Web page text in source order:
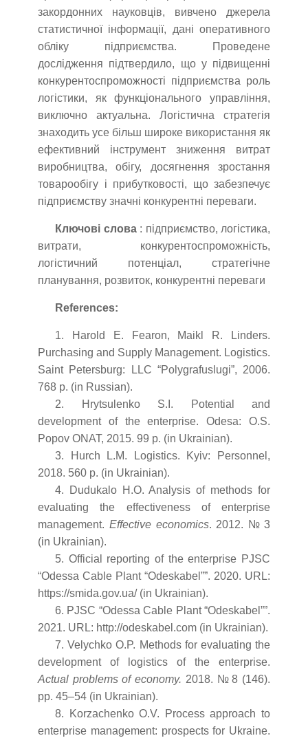
закордонних науковців, вивчено джерела
статистичної інформації, дані оперативного
обліку підприємства. Проведене
дослідження підтвердило, що у підвищенні
конкуpентоcпpоможноcті підприємства роль
логістики, як функціонального управління,
виключно актуальна. Логістична стратегія
знаходить усе більш широке використання як
ефективний інструмент зниження витрат
виробництва, обігу, досягнення зростання
товарообігу і прибутковості, що забезпечує
підприємству значні конкурентні переваги.
Ключові слова: підприємство, логістика,
витрати, конкурентоспроможність,
логістичний потенціал, стратегічне
планування, розвиток, конкурентні переваги
References:
1. Harold E. Fearon, Maikl R. Linders.
Purchasing and Supply Management. Logistics.
Saint Petersburg: LLC “Polygrafuslugi”, 2006.
768 p. (in Russian).
2. Hrytsulenko S.I. Potential and
development of the enterprise. Odesa: O.S.
Popov ONAT, 2015. 99 p. (in Ukrainian).
3. Hurch L.M. Logistics. Kyiv: Personnel,
2018. 560 p. (in Ukrainian).
4. Dudukalo H.O. Analysis of methods for
evaluating the effectiveness of enterprise
management. Effective economics. 2012. № 3
(in Ukrainian).
5. Official reporting of the enterprise PJSC
“Odessa Cable Plant “Odeskabel””. 2020. URL:
https://smida.gov.ua/ (in Ukrainian).
6. PJSC “Odessa Cable Plant “Odeskabel””.
2021. URL: http://odeskabel.com (in Ukrainian).
7. Velychko O.P. Methods for evaluating the
development of logistics of the enterprise.
Actual problems of economy. 2018. № 8 (146).
pp. 45–54 (in Ukrainian).
8. Korzachenko O.V. Process approach to
enterprise management: prospects for Ukraine.